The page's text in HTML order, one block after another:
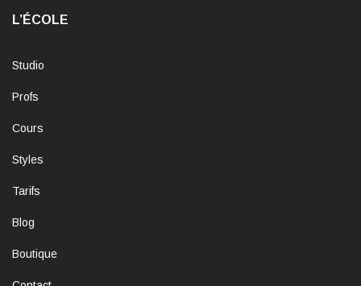
L’ÉCOLE
Studio
Profs
Cours
Styles
Tarifs
Blog
Boutique